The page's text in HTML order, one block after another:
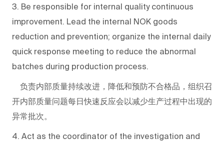
3. Be responsible for internal quality continuous
improvement. Lead the internal NOK goods
reduction and prevention; organize the internal daily
quick response meeting to reduce the abnormal
batches during production process.
负责内部质量持续改进，降低和预防不合格品，组织召
开内部质量问题每日快速反应会以减少生产过程中出现的
异常批次。
4. Act as the coordinator of the investigation and